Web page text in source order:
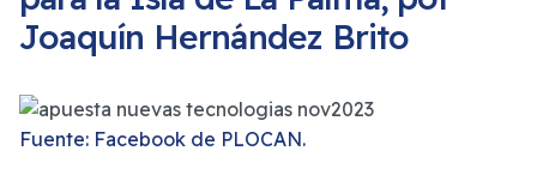
Joaquín Hernández Brito
Fuente: Facebook de PLOCAN.